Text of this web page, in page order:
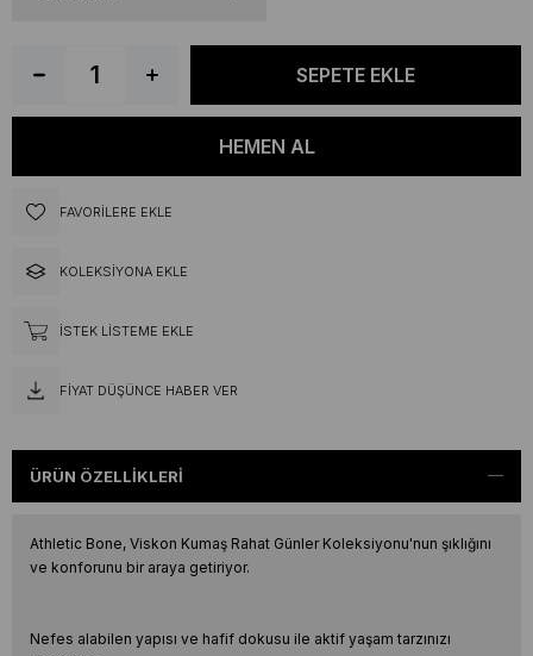
FAVORILERE EKLE
KOLEKSIYONA EKLE
İSTEK LISTEME EKLE
FIYAT DÜŞÜNCE HABER VER
ÜRÜN ÖZELLIKLERI
Athletic Bone, Viskon Kumaş Rahat Günler Koleksiyonu'nun şıklığını
ve konforunu bir araya getiriyor.
Nefes alabilen yapısı ve hafif dokusu ile aktif yaşam tarzınızı